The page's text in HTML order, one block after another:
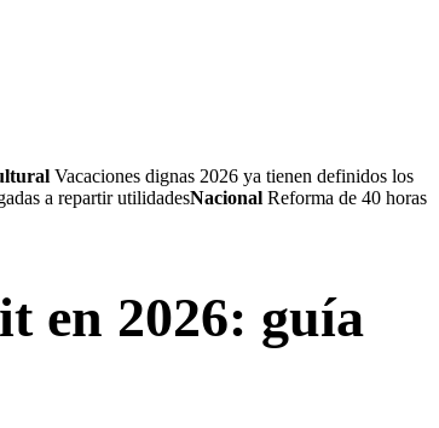
Vacaciones dignas 2026 ya tienen definidos los
a repartir utilidadesNacional Reforma de 40 horas
en 2026: guía